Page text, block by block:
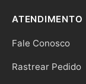
ATENDIMENTO
Fale Conosco
Rastrear Pedido